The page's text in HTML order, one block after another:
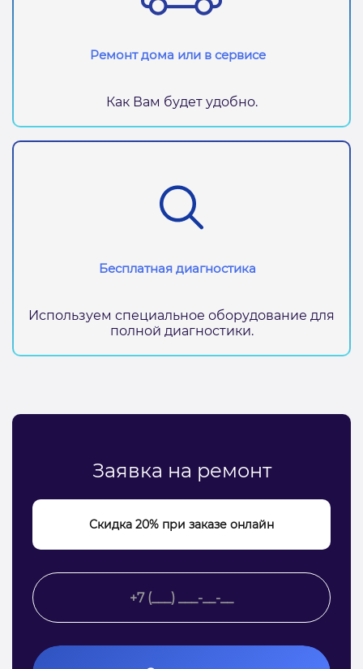
Ремонт дома или в сервисе
Как Вам будет удобно.
Бесплатная диагностика
Используем специальное оборудование для
полной диагностики.
Заявка на ремонт
Скидка 20% при заказе онлайн